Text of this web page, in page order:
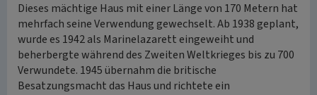
Dieses mächtige Haus mit einer Länge von 170 Metern hat
mehrfach seine Verwendung gewechselt. Ab 1938 geplant,
wurde es 1942 als Marinelazarett eingeweiht und
beherbergte während des Zweiten Weltkrieges bis zu 700
Verwundete. 1945 übernahm die britische
Besatzungsmacht das Haus und richtete ein